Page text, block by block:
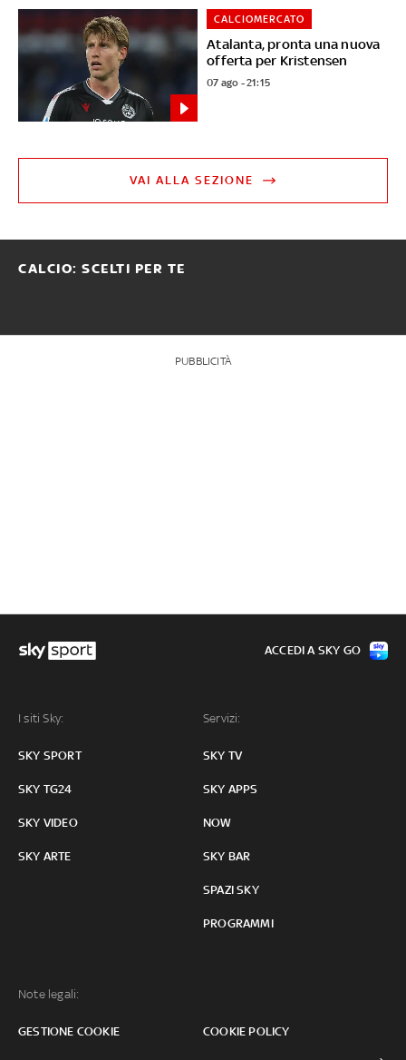
Atalanta, pronta una nuova
offerta per Kristensen
CALCIOMERCATO
07 ago - 21:15
VAI ALLA SEZIONE
CALCIO: SCELTI PER TE
PUBBLICITÀ
I siti Sky:
SKY SPORT
SKY TG24
SKY VIDEO
SKY ARTE
Servizi:
SKY TV
SKY APPS
NOW
SKY BAR
SPAZI SKY
PROGRAMMI
Note legali:
GESTIONE COOKIE COOKIE POLICY
ACCEDI A SKY GO